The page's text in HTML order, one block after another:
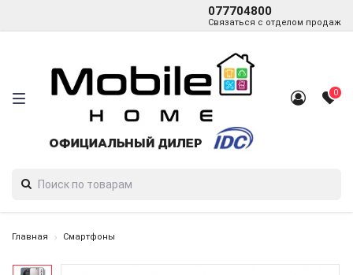
077704800
Связаться с отделом продаж
0
Главная Смартфоны